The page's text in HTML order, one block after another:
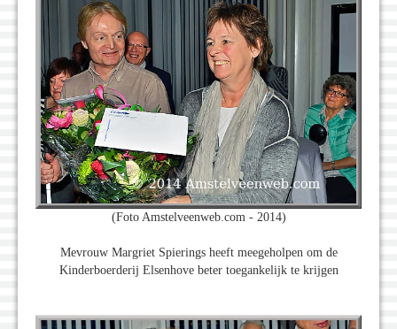
(Foto Amstelveenweb.com - 2014)
Mevrouw Margriet Spierings heeft meegeholpen om de
Kinderboerderij Elsenhove beter toegankelijk te krijgen